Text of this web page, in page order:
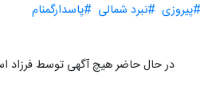
#پیروزی #نبرد شمالی #پاسدارگمنام
در حال حاضر هیچ آگهی توسط